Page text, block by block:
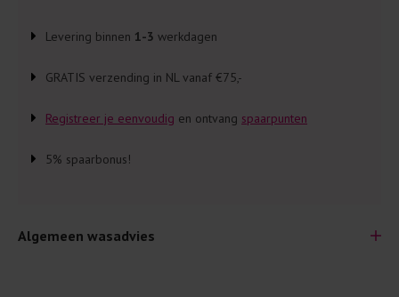
Levering binnen 1-3 werkdagen
GRATIS verzending in NL vanaf €75,-
Registreer je eenvoudig en ontvang spaarpunten
5% spaarbonus!
Algemeen wasadvies